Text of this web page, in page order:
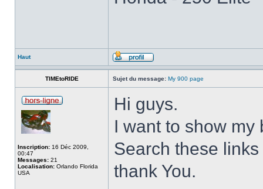
Haut
TIMEtoRIDE Sujet du message: My 900 page
Inscription: 16 Déc 2009,
00:47
Messages: 21
Localisation: Orlando Florida
USA
Hi guys.
I want to show my
Search these
thank You.